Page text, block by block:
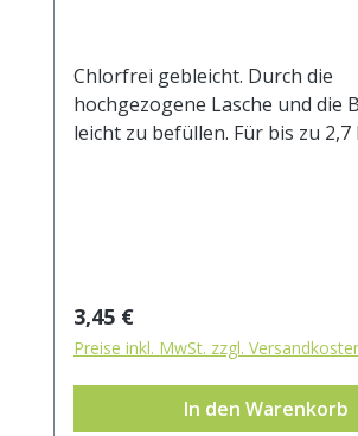
Chlorfrei gebleicht. Durch die
hochgezogene Lasche und die
leicht zu befüllen. Für bis zu 2,7
Regulärer Preis:
3,45 €
Preise inkl. MwSt. zzgl.
In den Warenkorb